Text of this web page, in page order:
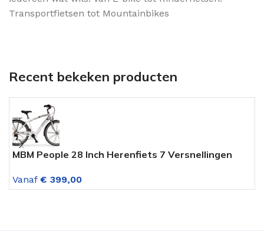
Transportfietsen tot Mountainbikes
Recent bekeken producten
MBM People 28 Inch Herenfiets 7 Versnellingen
Vanaf € 399,00